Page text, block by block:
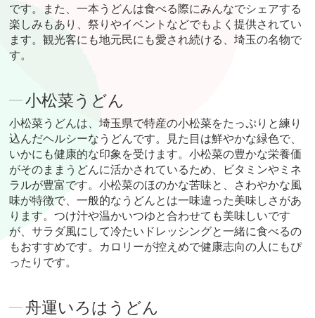
です。また、一本うどんは食べる際にみんなでシェアする
楽しみもあり、祭りやイベントなどでもよく提供されてい
ます。観光客にも地元民にも愛され続ける、埼玉の名物で
す。
小松菜うどん
小松菜うどんは、埼玉県で特産の小松菜をたっぷりと練り
込んだヘルシーなうどんです。見た目は鮮やかな緑色で、
いかにも健康的な印象を受けます。小松菜の豊かな栄養価
がそのままうどんに活かされているため、ビタミンやミネ
ラルが豊富です。小松菜のほのかな苦味と、さわやかな風
味が特徴で、一般的なうどんとは一味違った美味しさがあ
ります。つけ汁や温かいつゆと合わせても美味しいです
が、サラダ風にして冷たいドレッシングと一緒に食べるの
もおすすめです。カロリーが控えめで健康志向の人にもぴ
ったりです。
舟運いろはうどん